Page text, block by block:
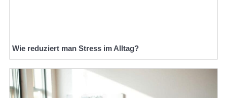
Wie reduziert man Stress im Alltag?